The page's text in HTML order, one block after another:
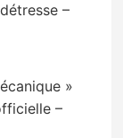
–
»
–